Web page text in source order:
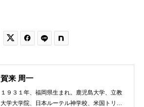
 
賀来 周一
１９３１年、福岡県生まれ。鹿児島大学、立教
大学大学院、日本ルーテル神学校、米国トリニ